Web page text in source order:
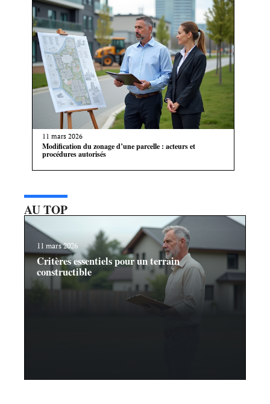
11 mars 2026
Modification du zonage d’une parcelle : acteurs et
procédures autorisés
AU TOP
11 mars 2026
Critères essentiels pour un terrain
constructible